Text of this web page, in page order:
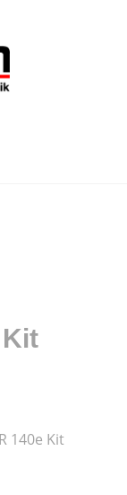
Kit